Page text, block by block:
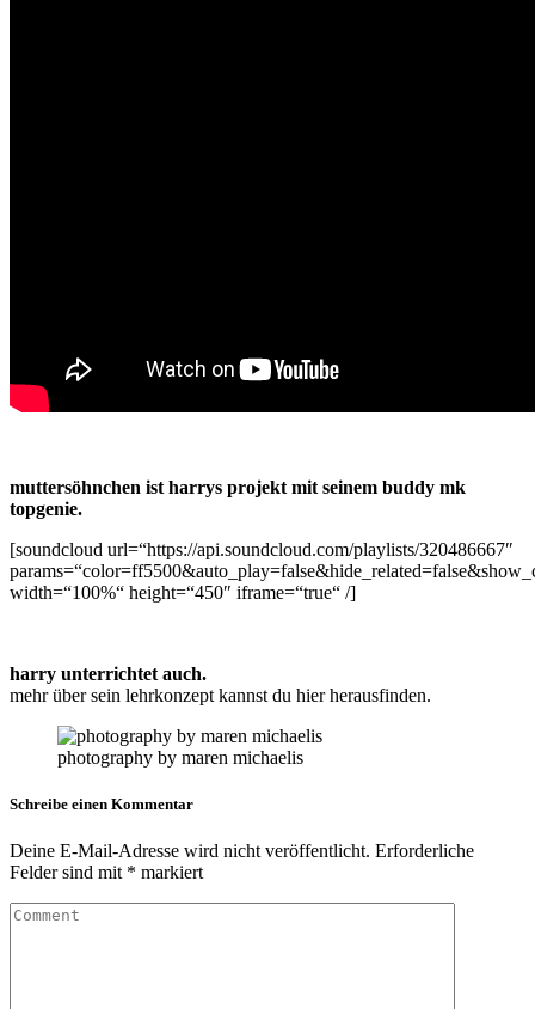
muttersöhnchen ist harrys projekt mit seinem buddy mk
topgenie.
[soundcloud url=“https://api.soundcloud.com/playlists/320486667″
width=“100%“ height=“450″ iframe=“true“ /]
harry unterrichtet auch.
mehr über sein lehrkonzept kannst du hier herausfinden.
photography by maren michaelis
Schreibe einen Kommentar
Deine E-Mail-Adresse wird nicht veröffentlicht. Erforderliche
Felder sind mit * markiert